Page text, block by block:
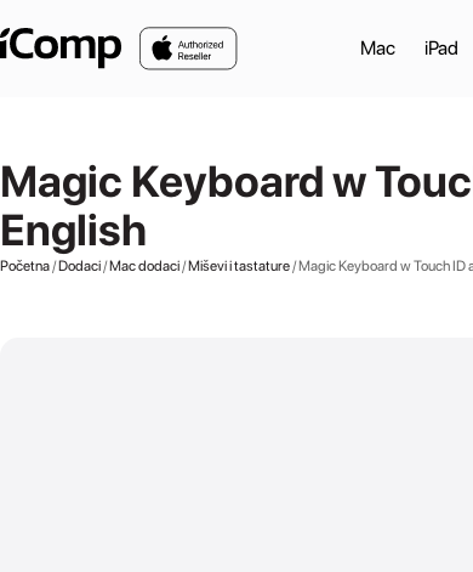
Mac iPad
Magic Keyboard w
English
Početna/Dodaci/Mac dodaci/Miševi i tastature/ Magic Keyboard w Touch ID